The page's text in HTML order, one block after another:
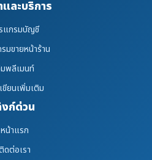
ละบริการ
แกรมบัญชี
มขายหน้าร้าน
พลีเมนท์
ขียนเพิ่มเติม
ก์ด่วน
หน้าแรก
ดต่อเรา